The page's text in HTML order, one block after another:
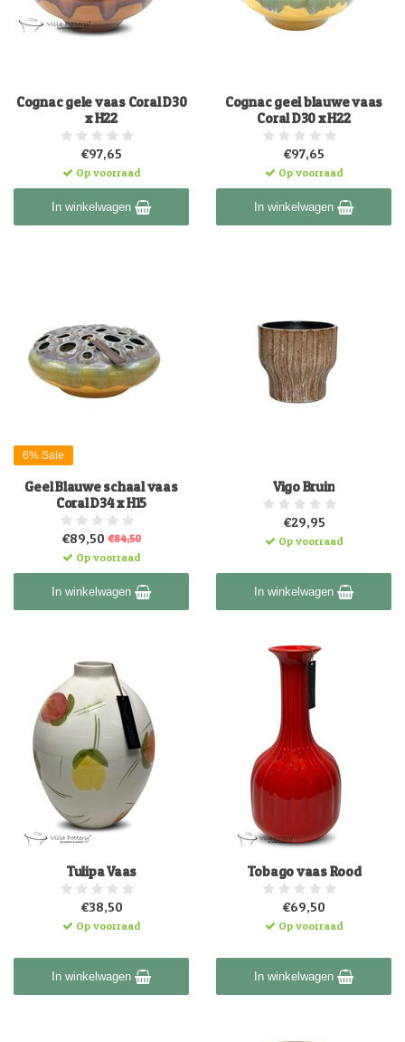
Cognac gele vaas Coral D30
x H22
€97,65
Op voorraad
In winkelwagen
Cognac geel blauwe vaas
Coral D30 x H22
€97,65
Op voorraad
In winkelwagen
6% Sale
Geel Blauwe schaal vaas
Coral D34 x H15
€89,50 €84,50
Op voorraad
In winkelwagen
Vigo Bruin
€29,95
Op voorraad
In winkelwagen
Tulipa Vaas
€38,50
Op voorraad
In winkelwagen
Tobago vaas Rood
€69,50
Op voorraad
In winkelwagen